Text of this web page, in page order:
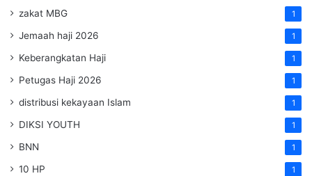
zakat MBG 1
Jemaah haji 2026 1
Keberangkatan Haji 1
Petugas Haji 2026 1
distribusi kekayaan Islam 1
DIKSI YOUTH 1
BNN 1
10 HP 1